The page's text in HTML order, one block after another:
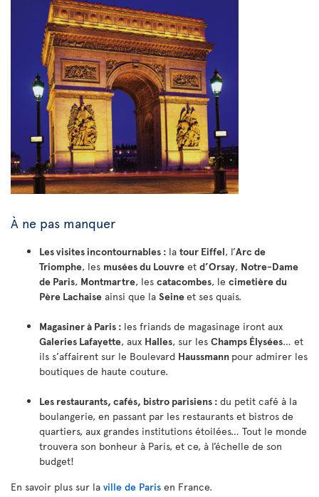
À ne pas manquer
Les visites incontournables : la tour Eiffel, l’Arc de
Triomphe, les musées du Louvre et d’Orsay, Notre-Dame
de Paris, Montmartre, les catacombes, le cimetière du
Père Lachaise ainsi que la Seineet ses quais.
Magasiner à Paris : les friands de magasinage iront aux
Galeries Lafayette, aux Halles, sur les Champs Élysées… et
ils s’affairent sur le Boulevard Haussmann pour admirer les
boutiques de haute couture.
Les restaurants, cafés, bistro parisiens : du petit café à la
boulangerie, en passant par les restaurants et bistros de
quartiers, aux grandes institutions étoilées… Tout le monde
trouvera son bonheur à Paris, et ce, à l’échelle de son
budget!
En savoir plus sur la ville de Paris en France.